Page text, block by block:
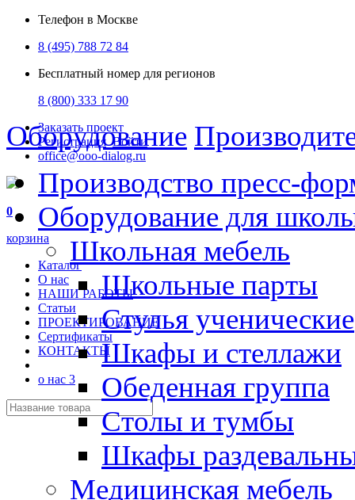
Телефон в Москве
8 (495) 788 72 84
Бесплатный номер для регионов
8 (800) 333 17 90
Заказать проект
Регистрация Войти
office@ooo-dialog.ru
0
корзина
Каталог
О нас
НАШИ РАБОТЫ
Статьи
ПРОЕКТИРОВАНИЕ
Сертификаты
КОНТАКТЫ
о нас 3
Оборудование
Производство пресс-
Оборудование для
Школьная мебель
Школьные парты
Стулья ученические
Шкафы и стеллажи
Обеденная группа
Столы и тумбы
Шкафы
Медицинская мебель